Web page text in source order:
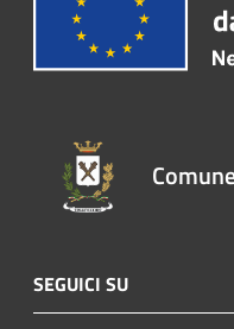
SEGUICI SU